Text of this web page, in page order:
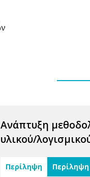
Ανάπτυξη
υλικού/
Περίληψη